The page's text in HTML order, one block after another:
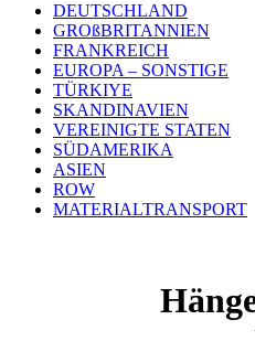
DEUTSCHLAND
GROßBRITANNIEN
FRANKREICH
EUROPA – SONSTIGE
TÜRKIYE
SKANDINAVIEN
VEREINIGTE STATEN
SÜDAMERIKA
ASIEN
ROW
MATERIALTRANSPORT